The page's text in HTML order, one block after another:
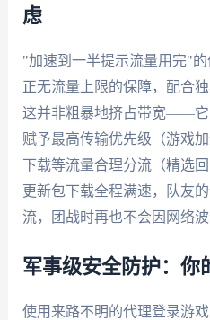
虑
"加速到一半提示流量用完"
正无流量上限的保障，配合
这并非粗暴地挤占带宽——它
赋予最高传输优先级（游戏
下载等流量合理分流（精选
更新包下载全程满速，队友
流，团战时再也不会因网络
军事级安全防护：你
使用来路不明的代理登录游戏